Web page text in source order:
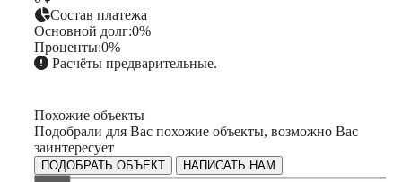
Состав платежа
Основной долг:0%
Проценты:0%
Расчёты предварительные.
Похожие объекты
Подобрали для Вас похожие объекты, возможно Вас
заинтересует
ПОДОБРАТЬ ОБЪЕКТ НАПИСАТЬ НАМ